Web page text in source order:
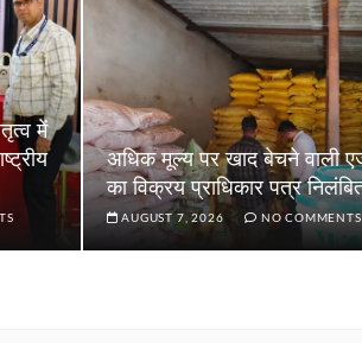
में
अधिक मूल्य पर खाद बेचने वाली
का विक्रय प्राधिकार पत्र
AUGUST 7, 2026 NO COMMENTS